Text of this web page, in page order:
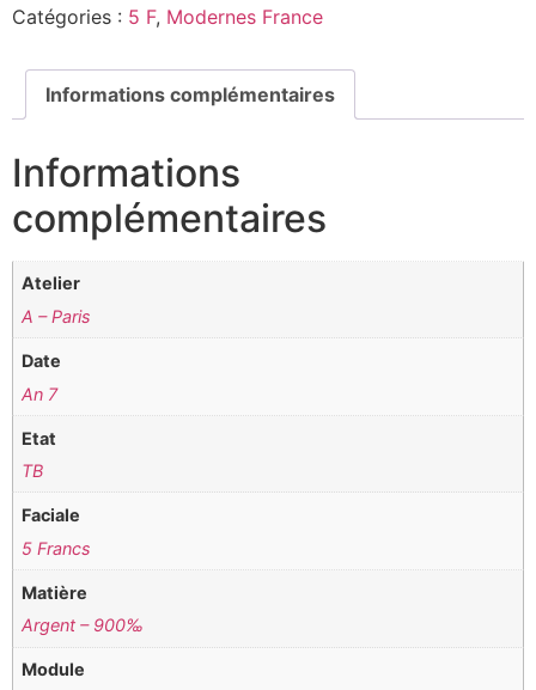
Catégories : 5 F, Modernes France
Informations complémentaires
Informations
complémentaires
Atelier
A – Paris
Date
An 7
Etat
TB
Faciale
5 Francs
Matière
Argent – 900‰
Module